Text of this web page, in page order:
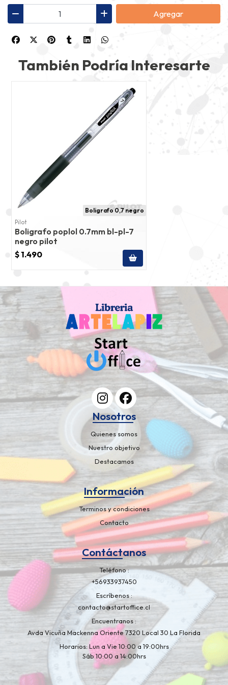
Agregar
También Podría Interesarte
Boligrafo 0,7 negro
Pilot
Boligrafo poplol 0.7mm bl-pl-7
negro pilot
$ 1.490
Nosotros
Quienes somos
Nuestro objetivo
Destacamos
Información
Terminos y condiciones
Contacto
Contáctanos
Teléfono
+56933937450
Escríbenos
contacto@startoffice.cl
Encuentranos
Avda Vicuña Mackenna Oriente 7320 Local 30 La Florida
Horarios: Lun a Vie 10:00 a 19:00hrs
Sáb 10:00 a 14:00hrs